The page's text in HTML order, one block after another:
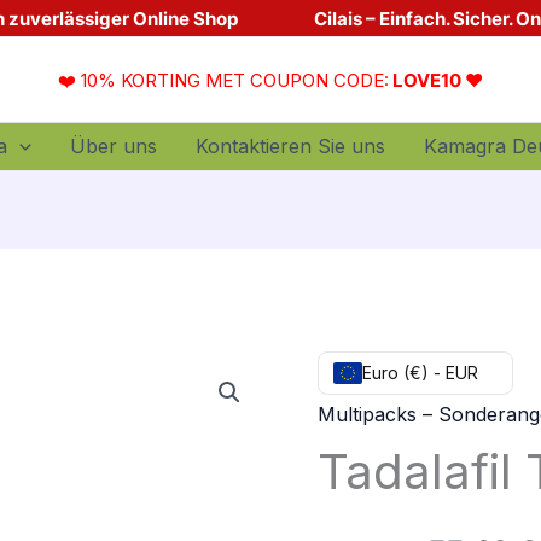
zuverlässiger Online Shop Cilais – Einfach. Sicher.
❤️ 10% KORTING MET COUPON CODE: LOVE10 ❤️
Über uns Kontaktieren Sie uns Kamagra
Euro (€) - EUR
Multipacks –
Tadalafil
Le
prix
initial
quantité
de
Testpaket